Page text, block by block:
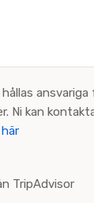
Ni kan
TripAdvisor